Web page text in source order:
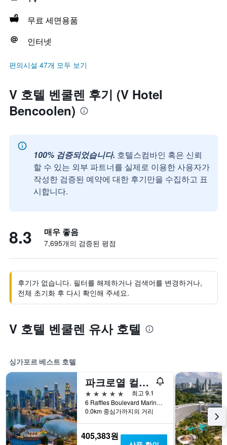
무료 세면용품
인터넷
편의시설 47개 모두 보기
V 호텔 벤쿨렌 후기 (V Hotel
Bencoolen)
100% 검증되었습니다. 호텔스컴바인 혹은 신뢰
할 수 있는 외부 파트너를 실제로 이용한 사용자가
작성한 검증된 예약에 대한 후기만을 수집하고 표
시합니다.
8.3 매우 좋음
7,695개의 검증된 평점
후기가 없습니다. 필터를 해제하거나 검색어를 변경하거나,
전체 초기화 후 다시 확인해 주세요.
V 호텔 벤쿨렌 유사 호텔
싱가포르 베스트 호텔
파크로열 컬렉션 마리나 베이, 싱가포르
5성급
최고 9.1
6 Raffles Boulevard Marina Square, 싱가포르, 싱가포르
0.0km 중심가까지의 거리
405,383원